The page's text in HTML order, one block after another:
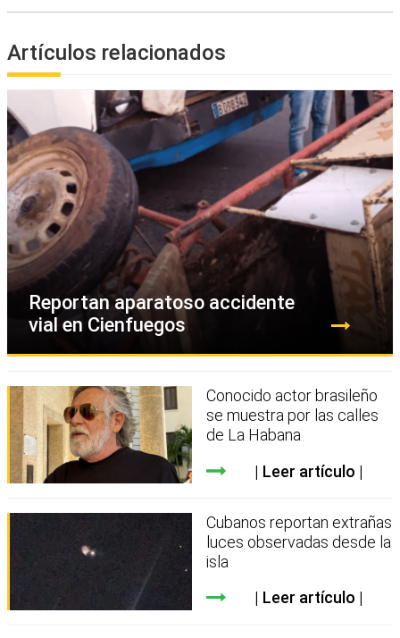
Artículos relacionados
Reportan aparatoso accidente
vial en Cienfuegos
Conocido actor brasileño
se muestra por las calles
de La Habana
Leer artículo
Cubanos reportan extrañas
luces observadas desde la
isla
Leer artículo